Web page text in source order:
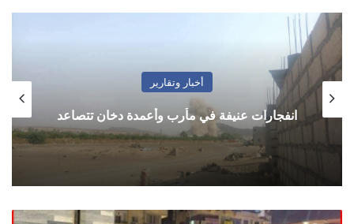
أخبار وتقارير
انفجارات عنيفة في مأرب وأعمدة دخان تتصاعد
الإعلامي